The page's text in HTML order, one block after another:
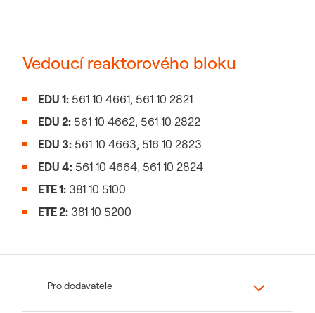
Vedoucí reaktorového bloku
EDU 1: 561 10 4661, 561 10 2821
EDU 2: 561 10 4662, 561 10 2822
EDU 3: 561 10 4663, 516 10 2823
EDU 4: 561 10 4664, 561 10 2824
ETE 1: 381 10 5100
ETE 2: 381 10 5200
Pro dodavatele